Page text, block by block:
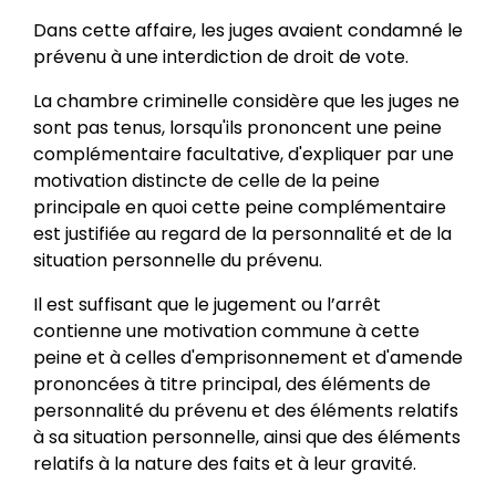
Dans cette affaire, les juges avaient condamné le
prévenu à une interdiction de droit de vote.
La chambre criminelle considère que les juges ne
sont pas tenus, lorsqu'ils prononcent une peine
complémentaire facultative, d'expliquer par une
motivation distincte de celle de la peine
principale en quoi cette peine complémentaire
est justifiée au regard de la personnalité et de la
situation personnelle du prévenu.
Il est suffisant que le jugement ou l’arrêt
contienne une motivation commune à cette
peine et à celles d'emprisonnement et d'amende
prononcées à titre principal, des éléments de
personnalité du prévenu et des éléments relatifs
à sa situation personnelle, ainsi que des éléments
relatifs à la nature des faits et à leur gravité.